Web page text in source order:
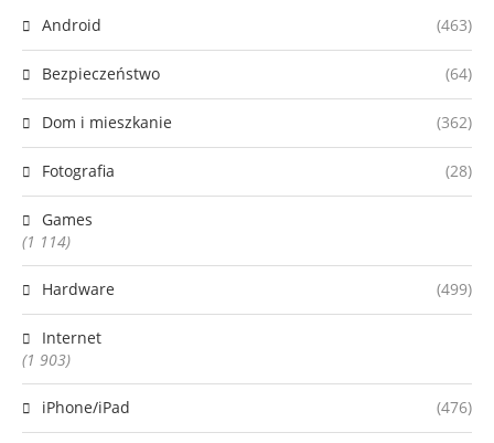
Android (463)
Bezpieczeństwo (64)
Dom i mieszkanie (362)
Fotografia (28)
Games
(1 114)
Hardware (499)
Internet
(1 903)
iPhone/iPad (476)